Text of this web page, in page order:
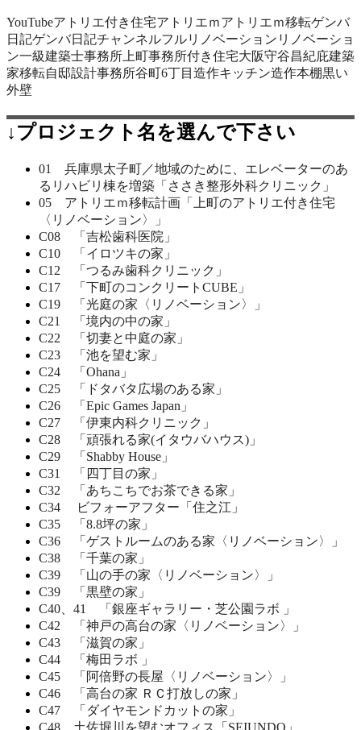
YouTubeアトリエ付き住宅アトリエｍアトリエｍ移転ゲンバ
日記ゲンバ日記チャンネルフルリノベーション リノベーショ
ン一級建築士事務所 上町事務所付き住宅大阪守谷昌紀庇建築
家移転自邸設計事務所谷町6丁目 造作キッチン造作本棚黒い
外壁
↓プロジェクト名を選んで下さい
01 兵庫県太子町／地域のために、エレベーターのあ
るリハビリ棟を増築「ささき整形外科クリニック」
05 アトリエｍ移転計画「上町のアトリエ付き住宅
〈リノベーション〉」
C08 「吉松歯科医院」
C10 「イロツキの家」
C12 「つるみ歯科クリニック」
C17 「下町のコンクリートCUBE」
C19 「光庭の家〈リノベーション〉」
C21 「境内の中の家」
C22 「切妻と中庭の家」
C23 「池を望む家」
C24 「Ohana」
C25 「ドタバタ広場のある家」
C26 「Epic Games Japan」
C27 「伊東内科クリニック」
C28 「頑張れる家(イタウバハウス)」
C29 「Shabby House」
C31 「四丁目の家」
C32 「あちこちでお茶できる家」
C34 ビフォーアフター「住之江」
C35 「8.8坪の家」
C36 「ゲストルームのある家〈リノベーション〉」
C38 「千葉の家」
C39 「山の手の家〈リノベーション〉」
C39 「黒壁の家」
C40、41 「銀座ギャラリー・芝公園ラボ 」
C42 「神戸の高台の家〈リノベーション〉」
C43 「滋賀の家」
C44 「梅田ラボ 」
C45 「阿倍野の長屋〈リノベーション〉」
C46 「高台の家 ＲＣ打放しの家」
C47 「ダイヤモンドカットの家」
C48 土佐堀川を望むオフィス「SEIUNDO」